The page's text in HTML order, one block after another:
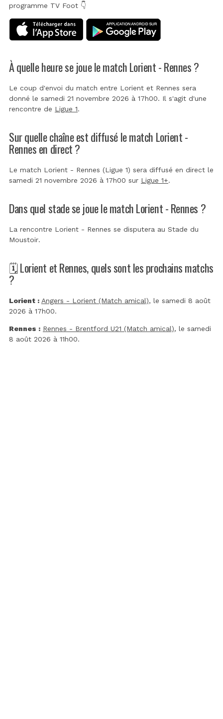
programme TV Foot 👇
À quelle heure se joue le match Lorient - Rennes ?
Le coup d'envoi du match entre Lorient et Rennes sera
donné le samedi 21 novembre 2026 à 17h00. Il s'agit d'une
rencontre de Ligue 1.
Sur quelle chaîne est diffusé le match Lorient -
Rennes en direct ?
Le match Lorient - Rennes (Ligue 1) sera diffusé en direct le
samedi 21 novembre 2026 à 17h00 sur Ligue 1+.
Dans quel stade se joue le match Lorient - Rennes ?
La rencontre Lorient - Rennes se disputera au Stade du
Moustoir.
🗓️ Lorient et Rennes, quels sont les prochains matchs
?
Lorient : Angers - Lorient (Match amical), le samedi 8 août
2026 à 17h00.
Rennes : Rennes - Brentford U21 (Match amical), le samedi
8 août 2026 à 11h00.